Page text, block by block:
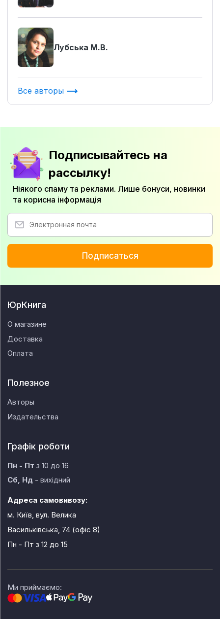
Лубська М.В.
Все авторы
Подписывайтесь на
рассылку!
Ніякого спаму та реклами. Лише бонуси, новинки
та корисна інформація
Подписаться
ЮрКнига
О магазине
Доставка
Оплата
Полезное
Авторы
Издательства
Графік роботи
Пн - Пт з 10 до 16
Сб, Нд - вихідний
Адреса самовивозу:
м. Київ, вул. Велика
Васильківська, 74 (офіс 8)
Пн - Пт з 12 до 15
Ми приймаємо: